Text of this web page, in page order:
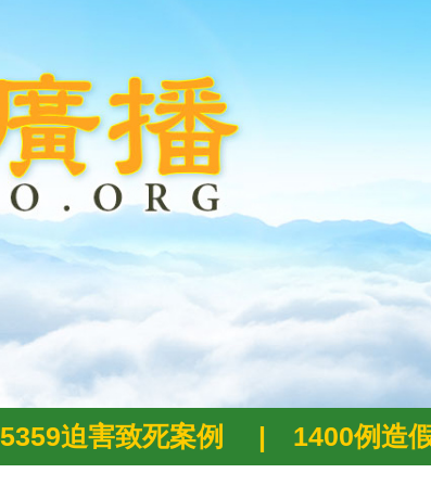
5359迫害致死案例 | 1400例造